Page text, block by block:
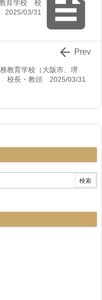

育学校 校
2025/03/31
教育学校（大阪市、堺
校長・教頭 2025/03/31
 Prev